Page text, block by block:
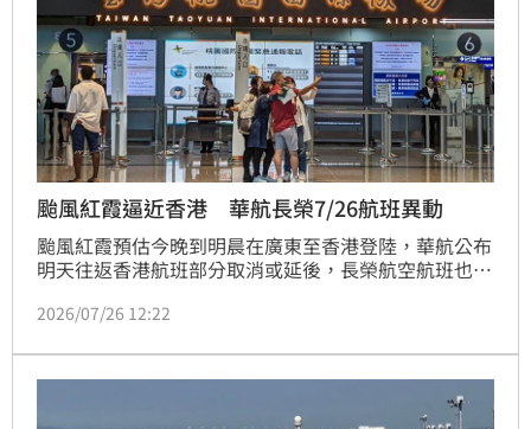
颱風紅霞逼近香港 華航長榮7/26航班異動
颱風紅霞預估今晚到明晨在廣東至香港登陸，華航公布
明天往返香港航班部分取消或延後，長榮航空航班也有
達香港及離港航班取消。
2026/07/26 12:22